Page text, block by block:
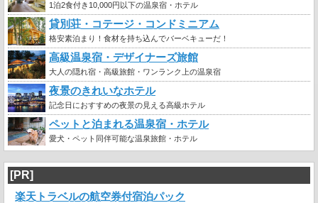
1泊2食付き10,000円以下の温泉宿・ホテル
貸別荘・コテージ・コンドミニアム
格安素泊まり！食材を持ち込んでバーベキューだ！
高級温泉宿・デザイナーズ旅館
大人の隠れ宿・高級旅館・ワンランク上の温泉宿
夜景のきれいなホテル
記念日におすすめの夜景の見える高級ホテル
ペットと泊まれる温泉宿・ホテル
愛犬・ペット同伴可能な温泉旅館・ホテル
[PR]
楽天トラベルの航空券付宿泊パック